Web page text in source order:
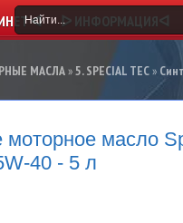
ᐊ ᐅ ИНФОРМАЦИЯᐊ
МАСЛА»5. SPECIAL TEC»
моторное масло
40 - 5 л